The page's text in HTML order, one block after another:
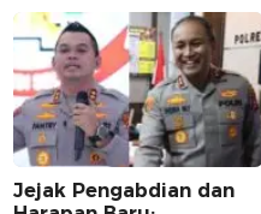
Jejak Pengabdian dan